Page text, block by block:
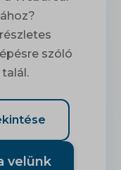
szóló
velünk